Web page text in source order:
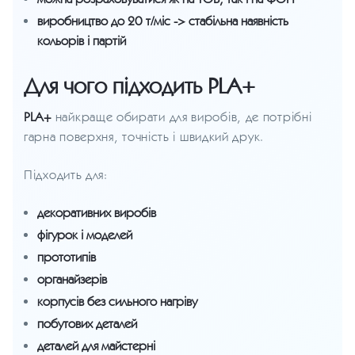
виробництво до 20 т/міс -> стабільна наявність
кольорів і партій
Для чого підходить PLA+
PLA+ найкраще обирати для виробів, де потрібні
гарна поверхня, точність і швидкий друк.
Підходить для:
декоративних виробів
фігурок і моделей
прототипів
органайзерів
корпусів без сильного нагріву
побутових деталей
деталей для майстерні